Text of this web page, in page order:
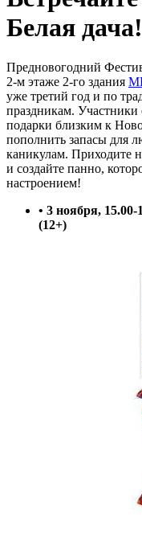
Белая дача!
Предновогодний
2-м этаже 2-го здания
уже третий год и по
праздникам. Участники
подарки близким к
пополнить запасы для
каникулам. Приходите
и создайте панно,
настроением!
• 3 ноября,
(12+)